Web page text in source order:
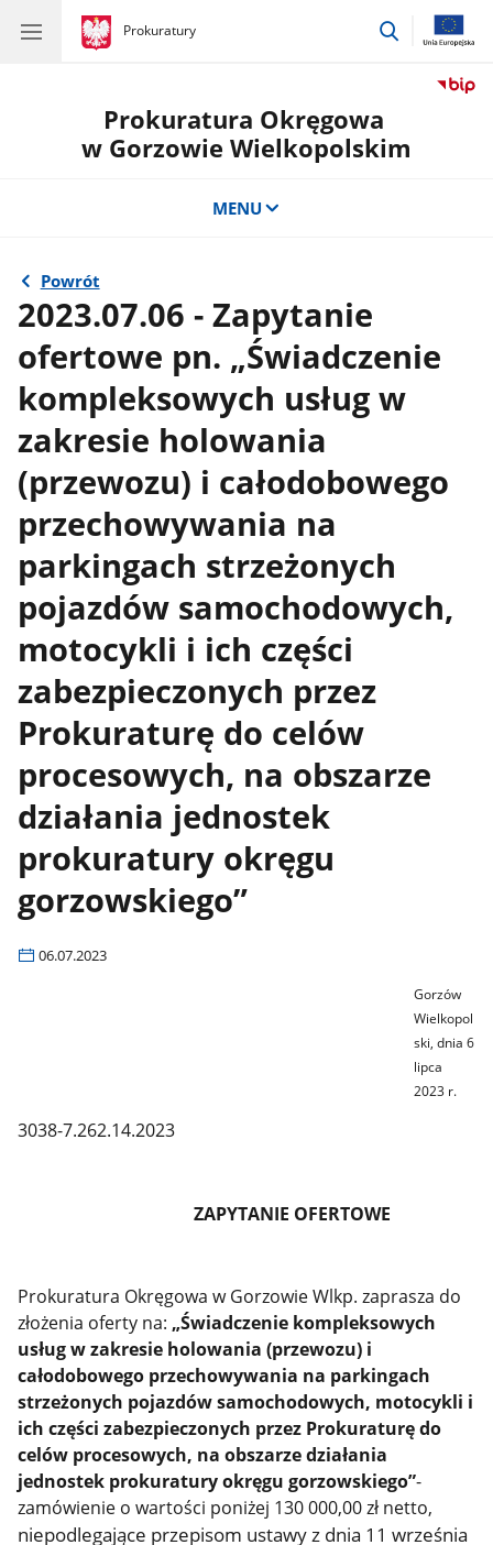
gov.pl
Prokuratury
gov.pl
Prokuratury
przejdź
Prokuratura Okręgowa
w Gorzowie Wielkopolskim
MENU
Powrót
2023.07.06 - Zapytanie
ofertowe pn. „Świadczenie
kompleksowych usług w
zakresie holowania
(przewozu) i całodobowego
przechowywania na
parkingach strzeżonych
pojazdów samochodowych,
motocykli i ich części
zabezpieczonych przez
Prokuraturę do celów
procesowych, na obszarze
działania jednostek
prokuratury okręgu
gorzowskiego”
06.07.2023
Gorzów
Wielkopol
ski, dnia 6
lipca
2023 r.
3038-7.262.14.2023
ZAPYTANIE OFERTOWE
Prokuratura Okręgowa w Gorzowie Wlkp. zaprasza do
złożenia oferty na: „Świadczenie kompleksowych
usług w zakresie holowania (przewozu) i
całodobowego przechowywania na parkingach
strzeżonych pojazdów samochodowych, motocykli i
ich części zabezpieczonych przez Prokuraturę do
celów procesowych, na obszarze działania
jednostek prokuratury okręgu gorzowskiego”-
zamówienie o wartości poniżej 130 000,00 zł netto,
niepodlegające przepisom ustawy z dnia 11 września